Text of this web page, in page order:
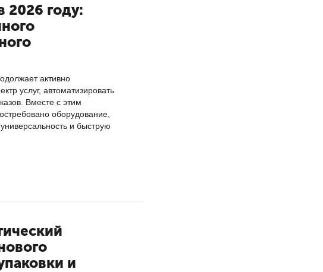
2026 году:
активно
услуг, автоматизировать
Вместе с этим
оборудование,
и быструю
и